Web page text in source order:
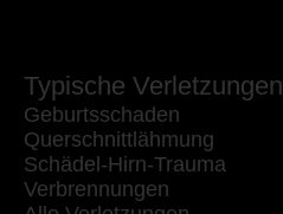
Typische Verletzungen
Geburtsschaden
Querschnittlähmung
Schädel-Hirn-Trauma
Verbrennungen